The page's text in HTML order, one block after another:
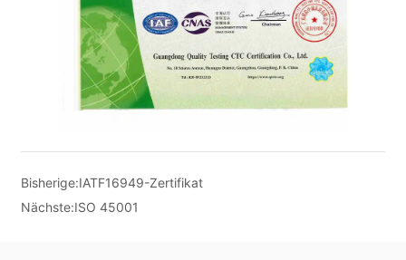
Bisherige:IATF16949-Zertifikat
Nächste:ISO 45001